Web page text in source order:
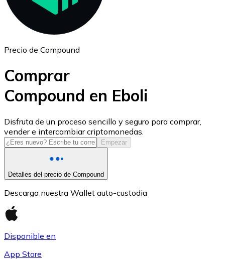
USD Coin
USDC
Precio de Compound
Comprar
Compound en Eboli
Disfruta de un proceso sencillo y seguro para comprar,
vender e intercambiar criptomonedas.
Empezar
Detalles del precio de Compound
Descarga nuestra Wallet auto-custodia
Disponible en
App Store